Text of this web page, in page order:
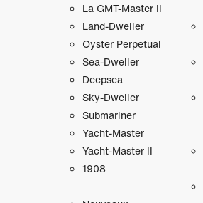
La GMT‑Master II
Land-Dweller
Oyster Perpetual
Sea-Dweller
Deepsea
Sky‑Dweller
Submariner
Yacht‑Master
Yacht‑Master II
1908